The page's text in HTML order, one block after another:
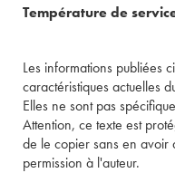
Température de
Les informations publiées
caractéristiques actuelles
Elles ne sont pas
Attention, ce texte est
de le copier sans en
permission à l'auteur.